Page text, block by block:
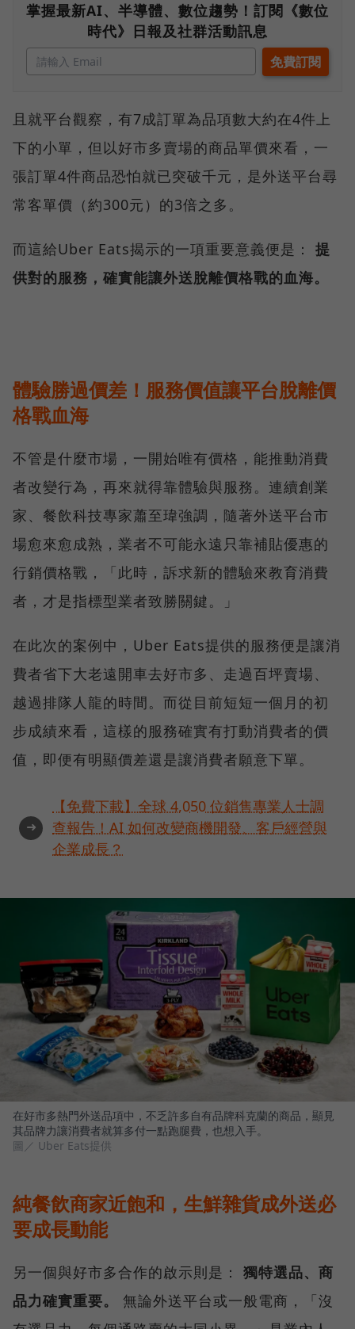
掌握最新AI、半導體、數位趨勢！訂閱《數位
時代》日報及社群活動訊息
且就平台觀察，有7成訂單為品項數大約在4件上
下的小單，但以好市多賣場的商品單價來看，一
張訂單4件商品恐怕就已突破千元，是外送平台尋
常客單價（約300元）的3倍之多。
而這給Uber Eats揭示的一項重要意義便是： 提
供對的服務，確實能讓外送脫離價格戰的血海。
體驗勝過價差！服務價值讓平台脫離價
格戰血海
不管是什麼市場，一開始唯有價格，能推動消費
者改變行為，再來就得靠體驗與服務。連續創業
家、餐飲科技專家蕭至瑋強調，隨著外送平台市
場愈來愈成熟，業者不可能永遠只靠補貼優惠的
行銷價格戰，「此時，訴求新的體驗來教育消費
者，才是指標型業者致勝關鍵。」
在此次的案例中，Uber Eats提供的服務便是讓消
費者省下大老遠開車去好市多、走過百坪賣場、
越過排隊人龍的時間。而從目前短短一個月的初
步成績來看，這樣的服務確實有打動消費者的價
值，即便有明顯價差還是讓消費者願意下單。
➜
【免費下載】全球 4,050 位銷售專業人士調
查報告！AI 如何改變商機開發、客戶經營與
企業成長？
在好市多熱門外送品項中，不乏許多自有品牌科克蘭的商品，顯見
其品牌力讓消費者就算多付一點跑腿費，也想入手。
圖／ Uber Eats提供
純餐飲商家近飽和，生鮮雜貨成外送必
要成長動能
另一個與好市多合作的啟示則是： 獨特選品、商
品力確實重要。
無論外送平台或一般電商，「沒